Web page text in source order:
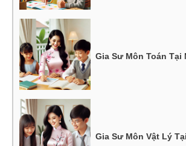
Gia Sư Môn Toán Tại
Gia Sư Môn Vật Lý